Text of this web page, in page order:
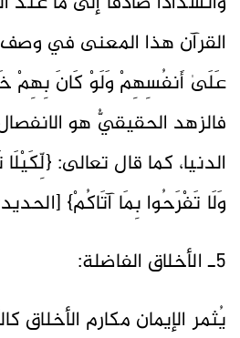
القرآن هذا المعنى في وصف
فالزهد الحقيقيُّ هو
الدنيا، كما قال تعالى:
وَلَا تَفْرَحُوا بِمَا آتَاكُمْ} [الحديد:
5ـ الأخلاق الفاضلة:
يُثمر الإيمان مكارم الأخلاق